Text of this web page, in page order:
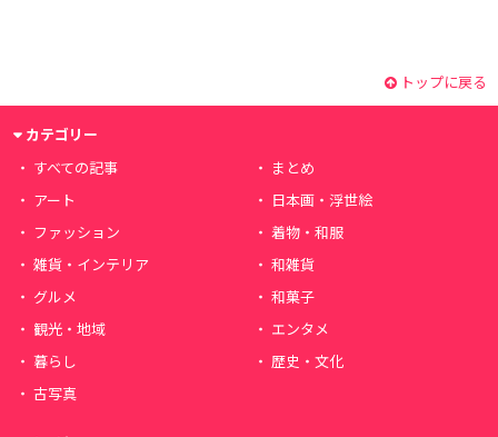
トップに戻る
カテゴリー
すべての記事
まとめ
アート
日本画・浮世絵
ファッション
着物・和服
雑貨・インテリア
和雑貨
グルメ
和菓子
観光・地域
エンタメ
暮らし
歴史・文化
古写真